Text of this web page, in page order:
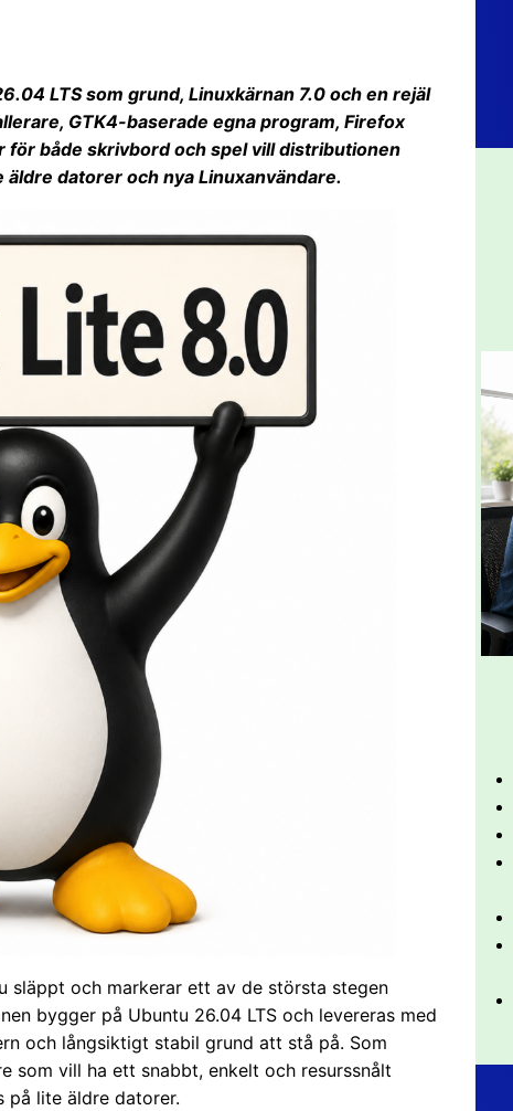
LTS som grund, Linuxkärnan 7.0 och en rejäl
GTK4-baserade egna program, Firefox
både skrivbord och spel vill distributionen
datorer och nya Linuxanvändare.
släppt och markerar ett av de största stegen
bygger på Ubuntu 26.04 LTS och levereras med
och långsiktigt stabil grund att stå på. Som
som vill ha ett snabbt, enkelt och resurssnålt
på lite äldre datorer.